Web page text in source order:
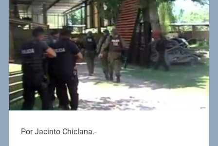
Por Jacinto Chiclana.-